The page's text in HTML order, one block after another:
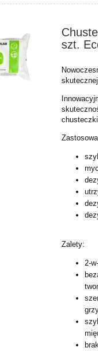
szt.
Zalety:
2-